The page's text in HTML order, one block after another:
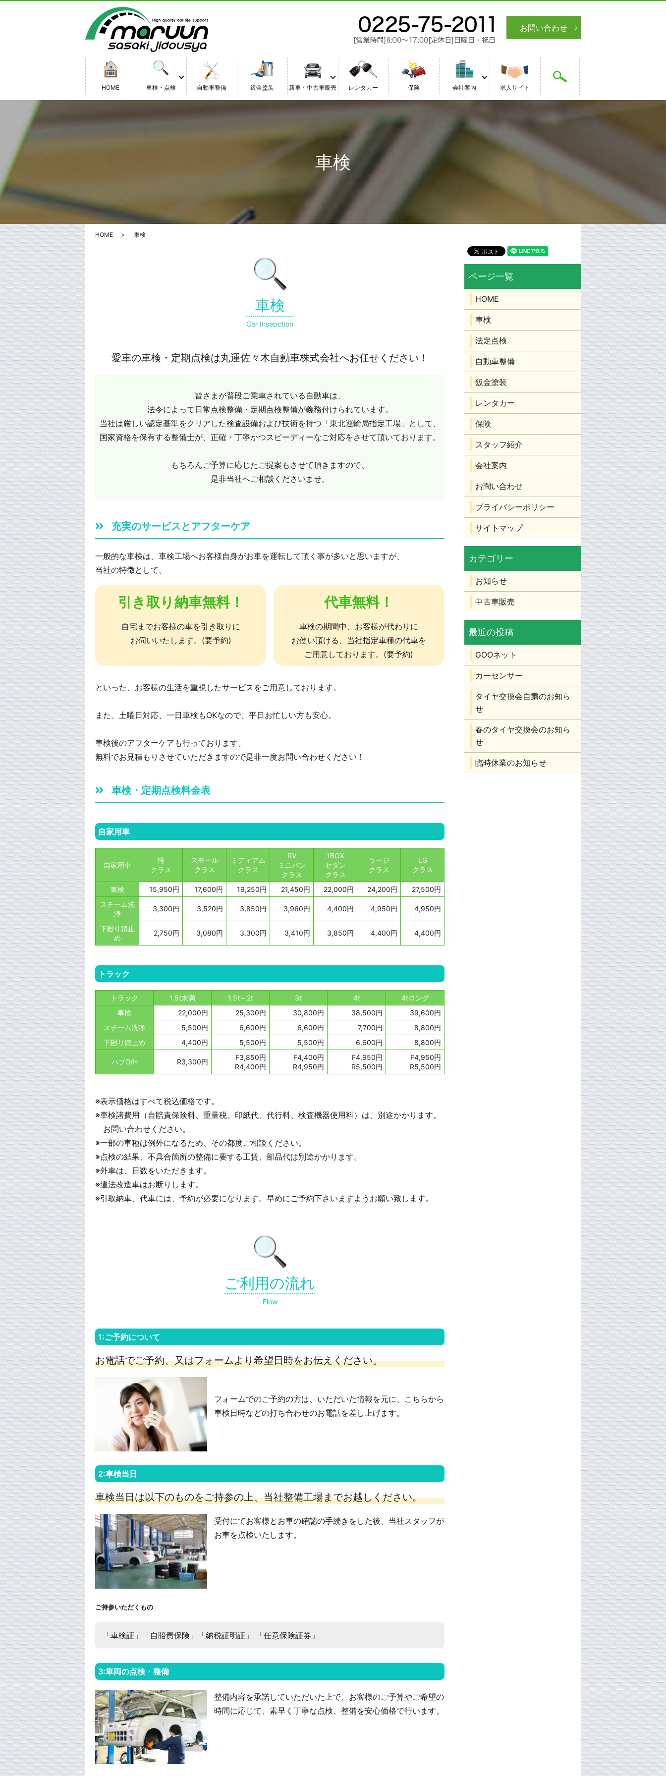
お問い合わせ
HOME 車検・点検 自動車整備 鈑金塗装 新車・中古車販売 レンタカー 保険 会社案内 求人サイト
車検
HOME 車検
車検
Car Insepction
愛車の車検・定期点検は丸運佐々木自動車株式会社へお任せください！
皆さまが普段ご乗車されている自動車は、
法令によって日常点検整備・定期点検整備が義務付けられています。
当社は厳しい認定基準をクリアした検査設備および技術を持つ「東北運輸局指定工場」として、
国家資格を保有する整備士が、正確・丁寧かつスピーディーなご対応をさせて頂いております。
もちろんご予算に応じたご提案もさせて頂きますので、
是非当社へご相談くださいませ。
充実のサービスとアフターケア
一般的な車検は、車検工場へお客様自身がお車を運転して頂く事が多いと思いますが、
当社の特徴として、
引き取り納車無料！
自宅までお客様の車を引き取りに
お伺いいたします。(要予約)
代車無料！
車検の期間中、お客様が代わりに
お使い頂ける、当社指定車種の代車を
ご用意しております。(要予約)
といった、お客様の生活を重視したサービスをご用意しております。
また、土曜日対応、一日車検もOKなので、平日お忙しい方も安心。
車検後のアフターケアも行っております。
無料でお見積もりさせていただきますので是非一度お問い合わせください！
車検・定期点検料金表
自家用車
自家用車
軽
クラス
スモール
クラス
ミディアム
クラス
RV
ミニバン
クラス
1BOX
セダン
クラス
ラージ
クラス
LG
クラス
車検 15,950円 17,600円 19,250円 21,450円 22,000円 24,200円
27,500円
スチーム洗
浄
3,300円 3,520円 3,850円 3,960円 4,400円 4,950円 4,950円
下廻り錆止
め
2,750円 3,080円 3,300円 3,410円 3,850円 4,400円 4,400円
トラック
トラック 1.5t未満 1.5t～2t 3t 4t
4tロング
車検
22,000円 25,300円 30,800円 38,500円
39,600円
スチーム洗浄
5,500円 6,600円 6,600円 7,700円
8,800円
下廻り錆止め
4,400円 5,500円 5,500円 6,600円 8,800円
ハブO/H R3,300円
F3,850円
R4,400円
F4,400円
R4,950円
F4,950円
R5,500円
F4,950円
R5,500円
※表示価格はすべて税込価格です。
※車検諸費用（自賠責保険料、重量税、印紙代、代行料、検査機器使用料）は、別途かかります。
お問い合わせください。
※一部の車種は例外になるため、その都度ご相談ください。
※点検の結果、不具合箇所の整備に要する工賃、部品代は別途かかります。
※外車は、日数をいただきます。
※違法改造車はお断りします。
※引取納車、代車には、予約が必要になります。早めにご予約下さいますようお願い致します。
ご利用の流れ
Flow
1:ご予約について
お電話でご予約、又はフォームより希望日時をお伝えください。
フォームでのご予約の方は、いただいた情報を元に、こちらから
車検日時などの打ち合わせのお電話を差し上げます。
2:車検当日
車検当日は以下のものをご持参の上、当社整備工場までお越しください。
受付にてお客様とお車の確認の手続きをした後、当社スタッフが
お車を点検いたします。
ご持参いただくもの
「車検証」「自賠責保険」「納税証明証」 「任意保険証券」
3:車両の点検・整備
整備内容を承諾していただいた上で、お客様のご予算やご希望の
時間に応じて、素早く丁寧な点検、整備を安心価格で行います。
HOME
車検
法定点検
自動車整備
鈑金塗装
レンタカー
保険
スタッフ紹介
会社案内
お問い合わせ
プライバシーポリシー
サイトマップ
お知らせ
中古車販売
GOOネット
カーセンサー
タイヤ交換会自粛のお知ら
せ
春のタイヤ交換会のお知ら
せ
臨時休業のお知らせ